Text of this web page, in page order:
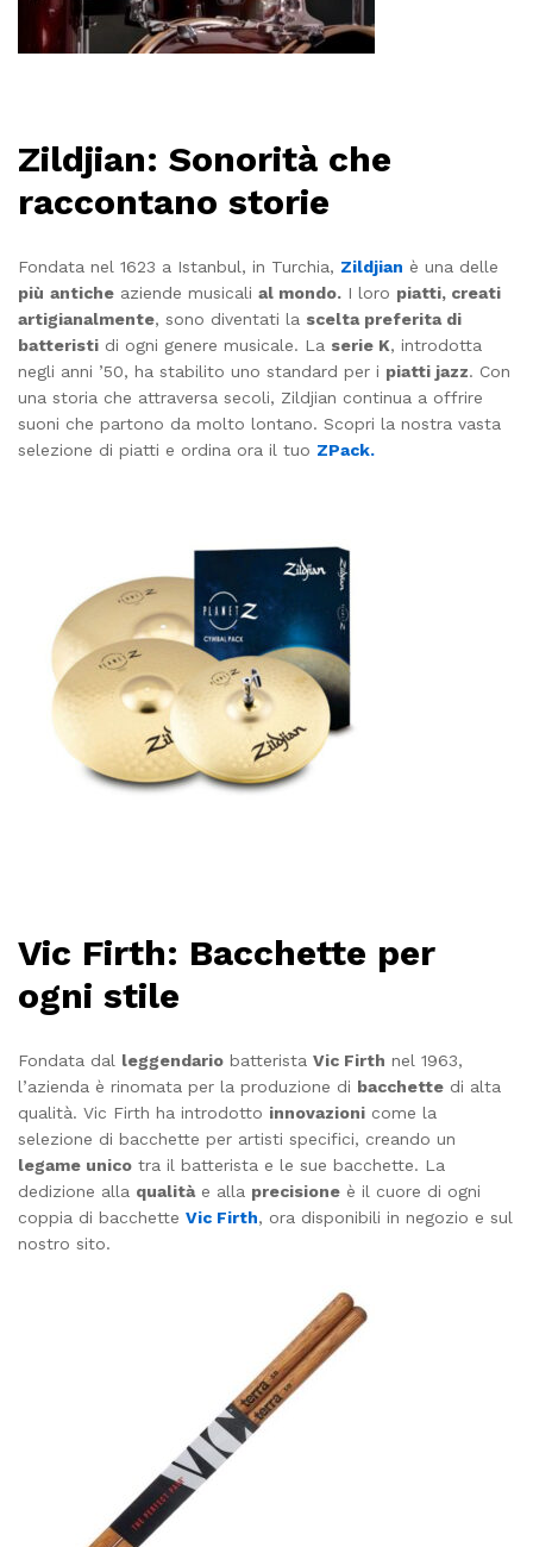
Zildjian: Sonorità che
raccontano storie
Fondata nel 1623 a Istanbul, in Turchia, Zildjian è una delle
più antiche aziende musicali al mondo. I loro piatti, creati
artigianalmente, sono diventati la scelta preferita di
batteristi di ogni genere musicale. La serie K, introdotta
negli anni ’50, ha stabilito uno standard per i piatti jazz. Con
una storia che attraversa secoli, Zildjian continua a offrire
suoni che partono da molto lontano. Scopri la nostra vasta
selezione di piatti e ordina ora il tuo ZPack.
Vic Firth: Bacchette per
ogni stile
Fondata dal leggendario batterista Vic Firth nel 1963,
l’azienda è rinomata per la produzione di bacchette di alta
qualità. Vic Firth ha introdotto innovazioni come la
selezione di bacchette per artisti specifici, creando un
legame unico tra il batterista e le sue bacchette. La
dedizione alla qualitàe alla precisione è il cuore di ogni
coppia di bacchette Vic Firth, ora disponibili in negozio e sul
nostro sito.